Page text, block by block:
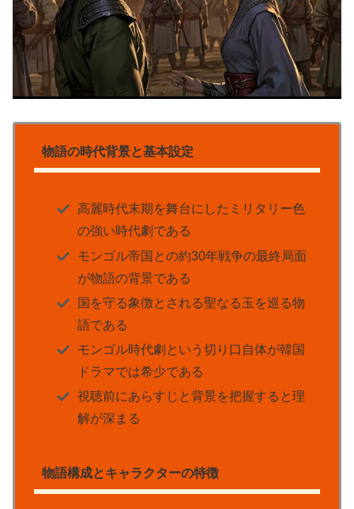
物語の時代背景と基本設定
高麗時代末期を舞台にしたミリタリー色
の強い時代劇である
モンゴル帝国との約30年戦争の最終局面
が物語の背景である
国を守る象徴とされる聖なる玉を巡る物
語である
モンゴル時代劇という切り口自体が韓国
ドラマでは希少である
視聴前にあらすじと背景を把握すると理
解が深まる
物語構成とキャラクターの特徴